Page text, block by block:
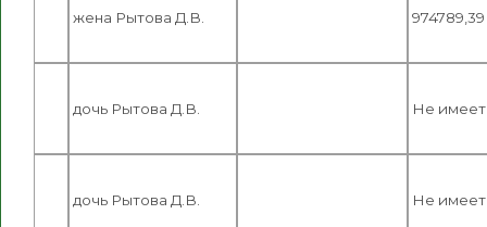
жена Рытова Д.В. 974789,39
дочь Рытова Д.В. Не имеет
дочь Рытова Д.В. Не имеет